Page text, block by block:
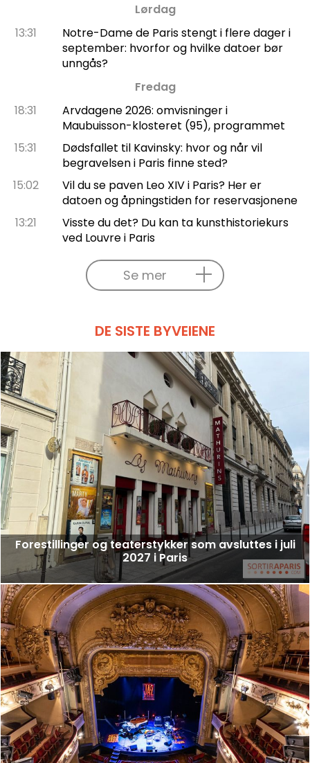
Lørdag
13:31
Notre-Dame de Paris stengt i flere dager i
september: hvorfor og hvilke datoer bør
unngås?
Fredag
18:31
Arvdagene 2026: omvisninger i
Maubuisson-klosteret (95), programmet
15:31
Dødsfallet til Kavinsky: hvor og når vil
begravelsen i Paris finne sted?
15:02
Vil du se paven Leo XIV i Paris? Her er
datoen og åpningstiden for reservasjonene
13:21
Visste du det? Du kan ta kunsthistoriekurs
ved Louvre i Paris
Se mer
DE SISTE BYVEIENE
Forestillinger og teaterstykker som avsluttes i juli
2027 i Paris